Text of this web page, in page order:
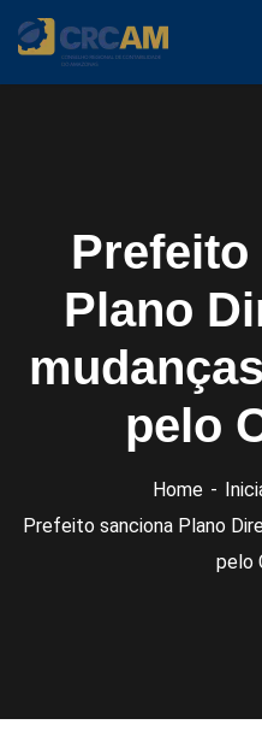
Plano
pelo
Home
Prefeito sanciona Plano
pelo